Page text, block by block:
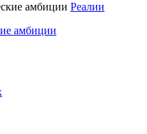
Реалии
амбиции